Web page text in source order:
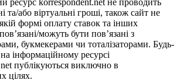
та/або віртуальні гроші, також сайт не
формі оплату ставок та інших
можуть бути пов’язані з
букмекерами чи тоталізаторами. Будь-
на інформаційному ресурсі
публікуються виключно в
цілях.